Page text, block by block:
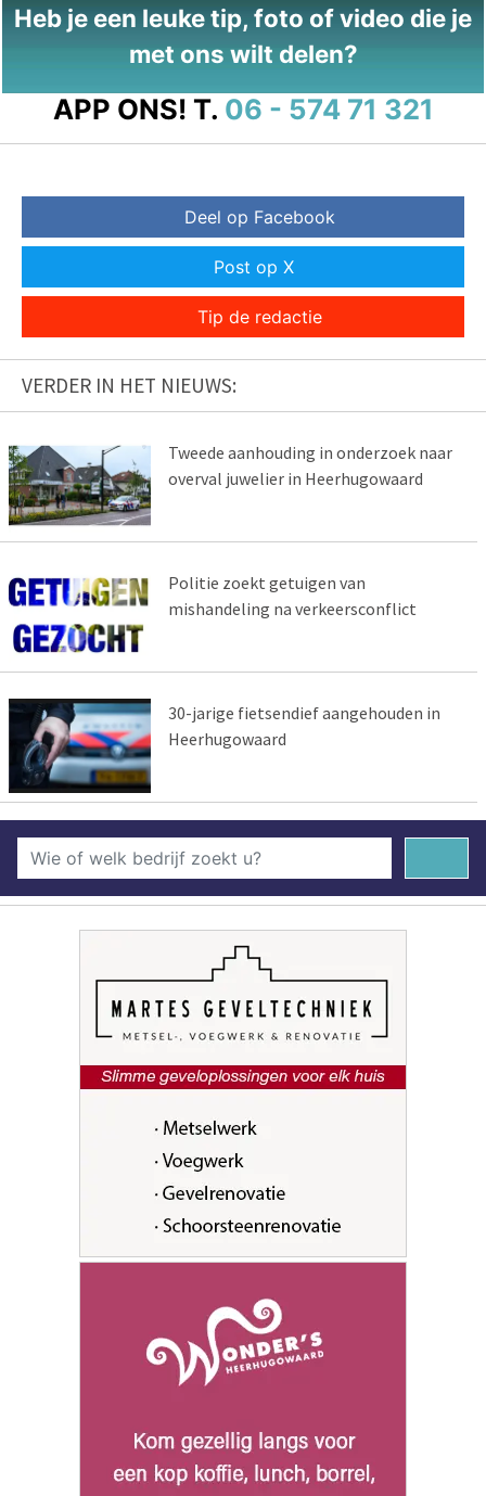
Heb je een leuke tip, foto of video die je
met ons wilt delen?
APP ONS! T. 06 - 574 71 321
Deel op Facebook
Post op X
Tip de redactie
VERDER IN HET NIEUWS:
Tweede aanhouding in onderzoek naar
overval juwelier in Heerhugowaard
Politie zoekt getuigen van
mishandeling na verkeersconflict
30-jarige fietsendief aangehouden in
Heerhugowaard